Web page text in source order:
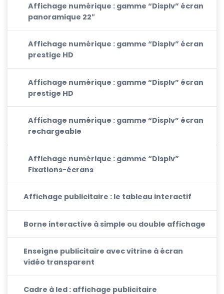
Affichage numérique : gamme “Displv” écran
panoramique 22″
Affichage numérique : gamme “Displv” écran
prestige HD
Affichage numérique : gamme “Displv” écran
prestige HD
Affichage numérique : gamme “Displv” écran
rechargeable
Affichage numérique : gamme “Displv”
Fixations-écrans
Affichage publicitaire : le tableau interactif
Borne interactive à simple ou double affichage
Enseigne publicitaire avec vitrine à écran
vidéo transparent
Cadre à led : affichage publicitaire